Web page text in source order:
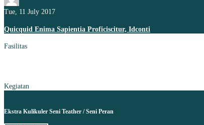
Tue, 11 July 2017
Quicquid Enima Sapientia Proficiscitur, Idconti
Fasilitas
Kegiatan
Ekstra Kulikuler Seni Teather / Seni Peran